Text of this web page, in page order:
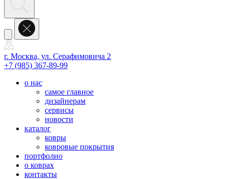
г. Москва, ул. Серафимовича 2
+7 (985) 367-89-99
о нас
самое главное
дизайнерам
сервисы
новости
каталог
ковры
ковровые покрытия
портфолио
о коврах
контакты